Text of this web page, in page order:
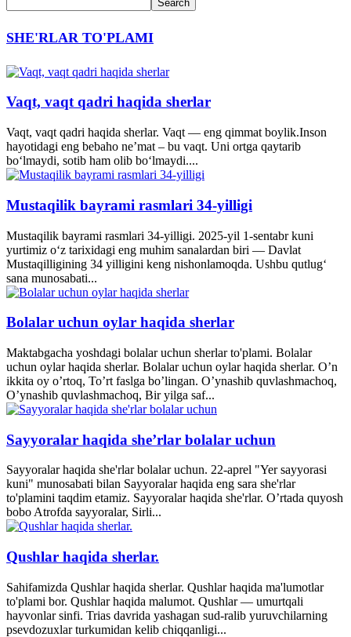
SHE'RLAR TO'PLAMI
Vaqt, vaqt qadri haqida sherlar
Vaqt, vaqt qadri haqida sherlar. Vaqt — eng qimmat boylik.Inson
hayotidagi eng bebaho ne’mat – bu vaqt. Uni ortga qaytarib
bo‘lmaydi, sotib ham olib bo‘lmaydi....
Mustaqilik bayrami rasmlari 34-yilligi
Mustaqilik bayrami rasmlari 34-yilligi. 2025-yil 1-sentabr kuni
yurtimiz o‘z tarixidagi eng muhim sanalardan biri — Davlat
Mustaqilligining 34 yilligini keng nishonlamoqda. Ushbu qutlug‘
sana munosabati...
Bolalar uchun oylar haqida sherlar
Maktabgacha yoshdagi bolalar uchun sherlar to'plami. Bolalar
uchun oylar haqida sherlar. Bolalar uchun oylar haqida sherlar. O’n
ikkita oy o’rtoq, To’rt faslga bo’lingan. O’ynashib quvlashmachoq,
O’ynashib quvlashmachoq, Bir yilga saf...
Sayyoralar haqida she’rlar bolalar uchun
Sayyoralar haqida she'rlar bolalar uchun. 22-aprel "Yer sayyorasi
kuni" munosabati bilan Sayyoralar haqida eng sara she'rlar
to'plamini taqdim etamiz. Sayyoralar haqida she'rlar. O’rtada quyosh
bobo Atrofda sayyoralar, Sirli...
Qushlar haqida sherlar.
Sahifamizda Qushlar haqida sherlar. Qushlar haqida ma'lumotlar
to'plami bor. Qushlar haqida malumot. Qushlar — umurtqali
hayvonlar sinfi. Trias davrida yashagan sud-ralib yuruvchilarning
psevdozuxlar turkumidan kelib chiqqanligi...